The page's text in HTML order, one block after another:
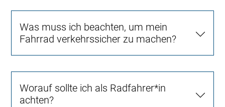
Was muss ich beachten, um mein
Fahrrad verkehrssicher zu machen?
Worauf sollte ich als Radfahrer*in
achten?